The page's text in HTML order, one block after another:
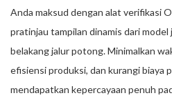
Anda maksud dengan alat verifikasi
pratinjau tampilan dinamis dari
belakang jalur potong. Minimalkan
efisiensi produksi, dan kurangi biaya
mendapatkan kepercayaan penuh